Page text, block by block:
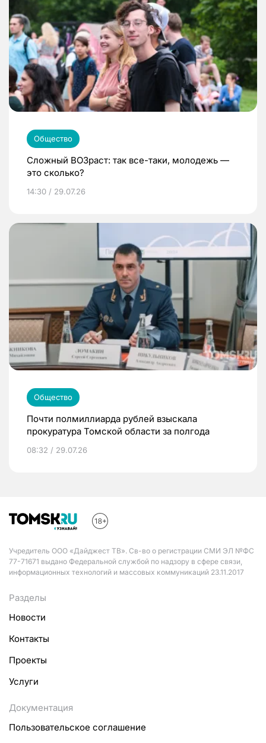
Общество
Сложный ВОЗраст: так все-таки, молодежь —
это сколько?
14:30 / 29.07.26
Общество
Почти полмиллиарда рублей взыскала
прокуратура Томской области за полгода
08:32 / 29.07.26
Учредитель ООО «Дайджест ТВ». Св-во о регистрации СМИ ЭЛ №ФС
77-71671 выдано Федеральной службой по надзору в сфере связи,
информационных технологий и массовых коммуникаций 23.11.2017
Разделы
Новости
Контакты
Проекты
Услуги
Документация
Пользовательское соглашение